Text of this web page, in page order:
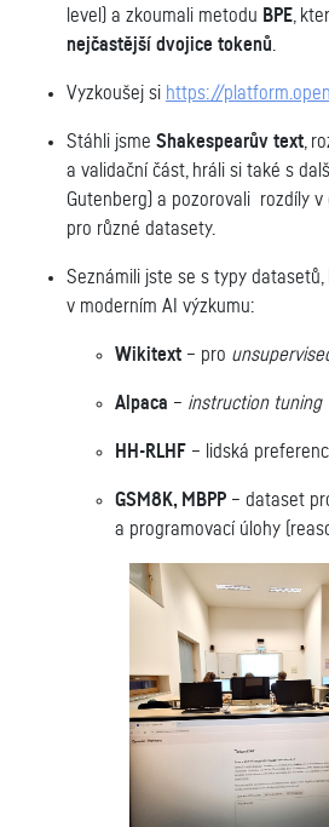
level) a zkoumali metodu BPE ,
nejčastější dvojice tokenů
Vyzkoušej si https://
Stáhli jsme Shakespearův text ,
a validační část, hráli si také s
Gutenberg) a pozorovali rozdíly v
pro různé datasety.
Seznámili jste se s typy
v moderním AI výzkumu:
Wikitext – pro
Alpaca – instruction tuning
HH-RLHF – lidská
GSM8K, MBPP – dataset
a programovací úlohy